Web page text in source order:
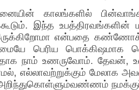
காலங்களில்
இந்த
என்பதை
பெரிய பொக்கிஷமாக
நாம் உணருவோம்.
எல்லாவற்றுக்கும் மேலாக
நமக்குப்